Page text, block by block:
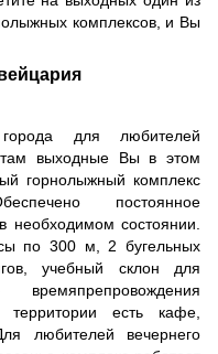
комплексов, и Вы
для любителей
там выходные Вы в этом
горнолыжный комплекс
постоянное
необходимом состоянии.
по 300 м, 2 бугельных
учебный склон для
есть кафе,
любителей вечернего